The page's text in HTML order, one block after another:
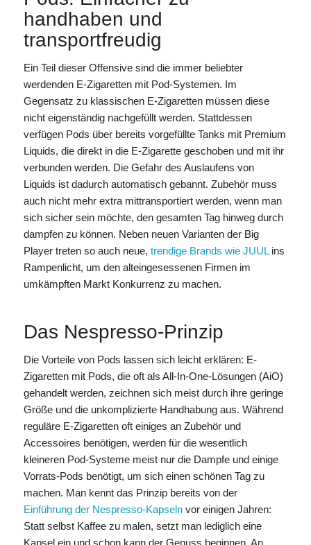
handhaben und
transportfreudig
Ein Teil dieser Offensive sind die immer beliebter
werdenden E-Zigaretten mit Pod-Systemen. Im
Gegensatz zu klassischen E-Zigaretten müssen diese
nicht eigenständig nachgefüllt werden. Stattdessen
verfügen Pods über bereits vorgefüllte Tanks mit Premium
Liquids, die direkt in die E-Zigarette geschoben und mit ihr
verbunden werden. Die Gefahr des Auslaufens von
Liquids ist dadurch automatisch gebannt. Zubehör muss
auch nicht mehr extra mittransportiert werden, wenn man
sich sicher sein möchte, den gesamten Tag hinweg durch
dampfen zu können. Neben neuen Varianten der Big
Player treten so auch neue, trendige Brands wie JUULins
Rampenlicht, um den alteingesessenen Firmen im
umkämpften Markt Konkurrenz zu machen.
Das Nespresso-Prinzip
Die Vorteile von Pods lassen sich leicht erklären: E-
Zigaretten mit Pods, die oft als All-In-One-Lösungen (AiO)
gehandelt werden, zeichnen sich meist durch ihre geringe
Größe und die unkomplizierte Handhabung aus. Während
reguläre E-Zigaretten oft einiges an Zubehör und
Accessoires benötigen, werden für die wesentlich
kleineren Pod-Systeme meist nur die Dampfe und einige
Vorrats-Pods benötigt, um sich einen schönen Tag zu
machen. Man kennt das Prinzip bereits von der
Einführung der Nespresso-Kapselnvor einigen Jahren:
Statt selbst Kaffee zu malen, setzt man lediglich eine
Kapsel ein und schon kann der Genuss beginnen. An